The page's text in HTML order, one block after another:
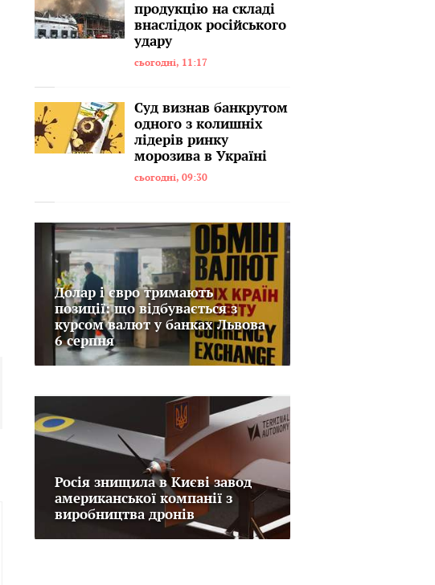
продукцію на складі
внаслідок російського
удару
сьогодні, 11:17
Суд визнав банкрутом
одного з колишніх
лідерів ринку
морозива в Україні
сьогодні, 09:30
Долар і євро тримають
позиції: що відбувається з
курсом валют у банках Львова
6 серпня
Росія знищила в Києві завод
американської компанії з
виробництва дронів